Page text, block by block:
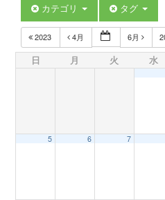
カテゴリ タグ
2023 4月 6月
日 月 火 水
5 6 7